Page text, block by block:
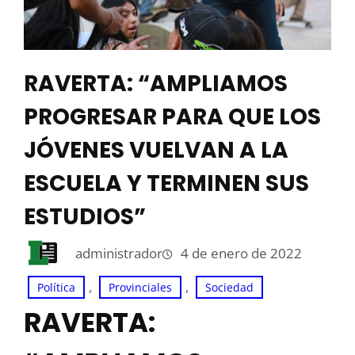
RAVERTA: “AMPLIAMOS
PROGRESAR PARA QUE LOS
JÓVENES VUELVAN A LA
ESCUELA Y TERMINEN SUS
ESTUDIOS”
administrador 4 de enero de 2022
Política , Provinciales , Sociedad
RAVERTA: